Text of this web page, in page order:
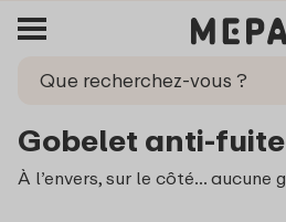
Gobelet anti-fuite